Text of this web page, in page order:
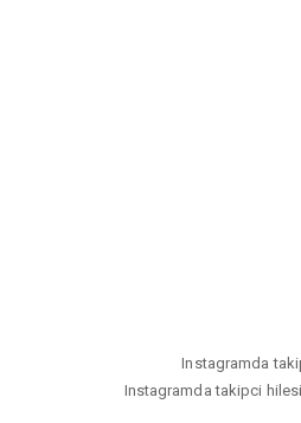
Instagramda
Instagramda takipci